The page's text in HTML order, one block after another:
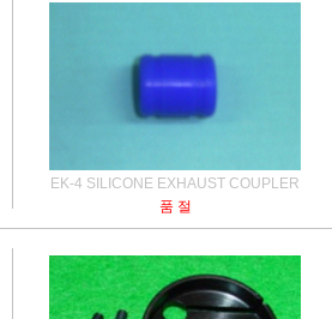
EK-4 SILICONE EXHAUST COUPLER
품 절